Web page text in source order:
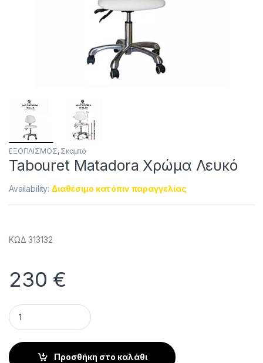
ΕΞΟΠΛΙΣΜΟΣ, Σκαμπό
Tabouret Matadora Χρώμα Λευκό
Availability:Διαθέσιμο κατόπιν παραγγελίας
ΚΩΔ 313132
230 €
Tabouret Matadora Χρώμα Λευκό quantity
Προσθήκη στο καλάθι